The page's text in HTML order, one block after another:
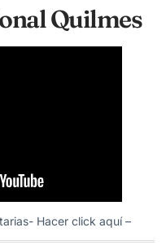
Quilmes
Hacer click aquí –